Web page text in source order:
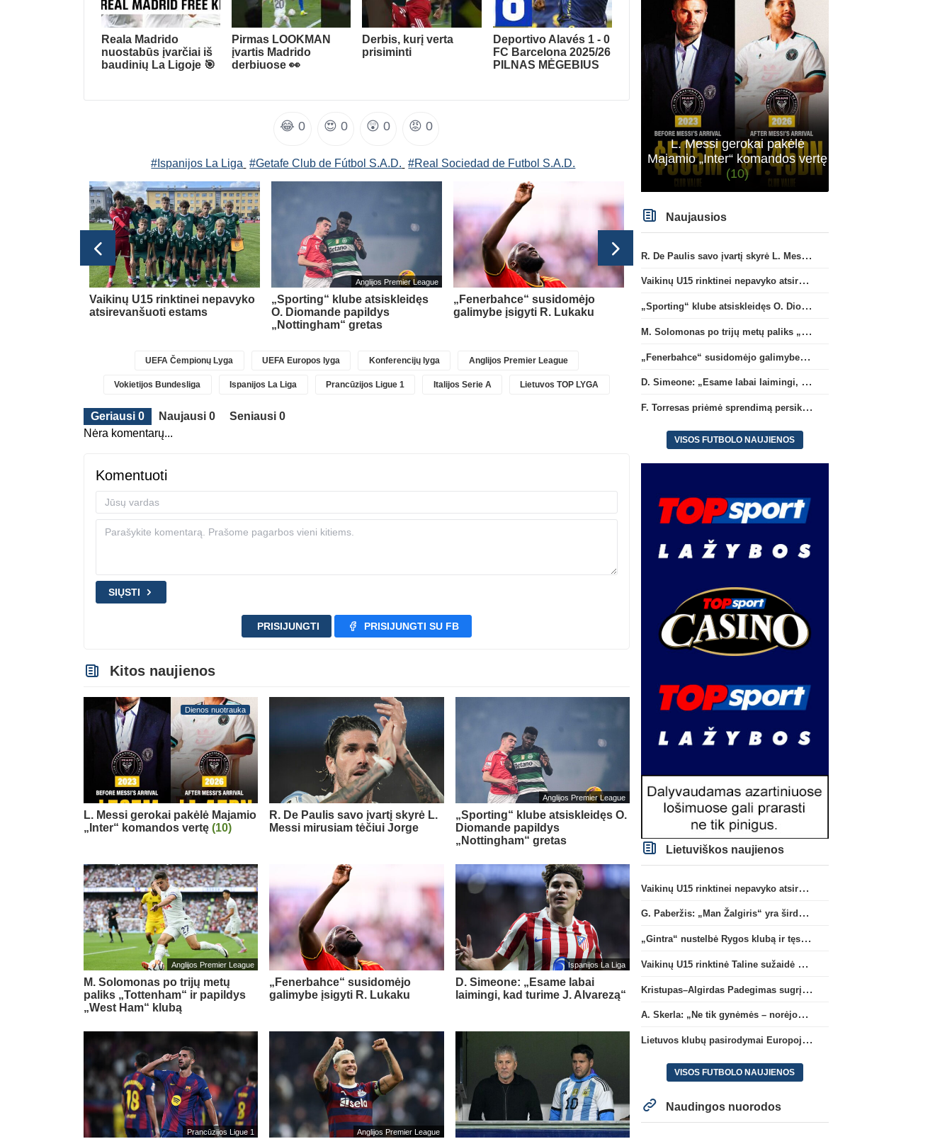
Reala Madrido
nuostabūs įvarčiai iš
baudinių La Ligoje 🎯
Pirmas LOOKMAN
įvartis Madrido
derbiuose 👀
Derbis, kurį verta
prisiminti
Deportivo Alavés 1 - 0
FC Barcelona 2025/26
PILNAS MĖGEBIUS
😂 0 😍 0 😲 0 😡 0
#Ispanijos La Liga #Getafe Club de Fútbol S.A.D. #Real Sociedad de Futbol S.A.D.
Vaikinų U15 rinktinei nepavyko
atsirevanšuoti estams
Anglijos Premier League
„Sporting“ klube atsiskleidęs
O. Diomande papildys
„Nottingham“ gretas
„Fenerbahce“ susidomėjo
galimybe įsigyti R. Lukaku
Ispanijos La Liga
laimingi, kad turime J. Alvarezą“
UEFA Čempionų Lyga UEFA Europos lyga Konferencijų lyga Anglijos Premier League
Vokietijos Bundesliga Ispanijos La Liga Prancūzijos Ligue 1 Italijos Serie A Lietuvos TOP LYGA
Geriausi 0 Naujausi 0
Seniausi 0
Nėra komentarų...
Komentuoti
SIŲSTI
PRISIJUNGTI PRISIJUNGTI SU FB
Kitos naujienos
Dienos nuotrauka
L. Messi gerokai pakėlė Majamio
„Inter“ komandos vertę (10)
R. De Paulis savo įvartį skyrė L.
Messi mirusiam tėčiui Jorge
Anglijos Premier League
„Sporting“ klube atsiskleidęs O.
Diomande papildys
„Nottingham“ gretas
Anglijos Premier League
M. Solomonas po trijų metų
paliks „Tottenham“ ir papildys
„West Ham“ klubą
„Fenerbahce“ susidomėjo
galimybe įsigyti R. Lukaku
Ispanijos La Liga
D. Simeone: „Esame labai
laimingi, kad turime J. Alvarezą“
Prancūzijos Ligue 1 Anglijos Premier League
L. Messi gerokai pakėlė
Majamio „Inter“ komandos vertę
(10)
Naujausios
R. De Paulis savo įvartį skyrė L. Messi mirusiam tėčiui Jorge
Vaikinų U15 rinktinei nepavyko atsirevanšuoti estams
„Sporting“ klube atsiskleidęs O. Diomande papildys „Nottingham“ gretas
M. Solomonas po trijų metų paliks „Tottenham“ ir papildys „West Ham“ klubą
„Fenerbahce“ susidomėjo galimybe įsigyti R. Lukaku
D. Simeone: „Esame labai laimingi, kad turime J. Alvarezą“
F. Torresas priėmė sprendimą persikelti į PSG ekipą
VISOS FUTBOLO NAUJIENOS
Lietuviškos naujienos
Vaikinų U15 rinktinei nepavyko atsirevanšuoti estams
G. Paberžis: „Man Žalgiris“ yra širdyje“
„Gintra“ nustelbė Rygos klubą ir tęs kovas UEFA Europos taurės atrankoje
Vaikinų U15 rinktinė Taline sužaidė pirmąsias kontrolines rungtynes
Kristupas–Algirdas Padegimas sugrįžta į FC „Hegelmann” B sudėtį
A. Skerla: „Ne tik gynėmės – norėjome atakuoti“
Lietuvos klubų pasirodymai Europoje: patirti pralaimėjimai Kroatijos atstovams
VISOS FUTBOLO NAUJIENOS
Naudingos nuorodos